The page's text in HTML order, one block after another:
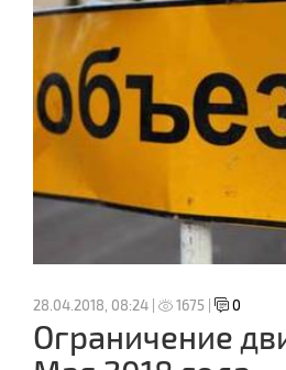
28.04.2018, 08:24 | 1675 | 0
Ограничение